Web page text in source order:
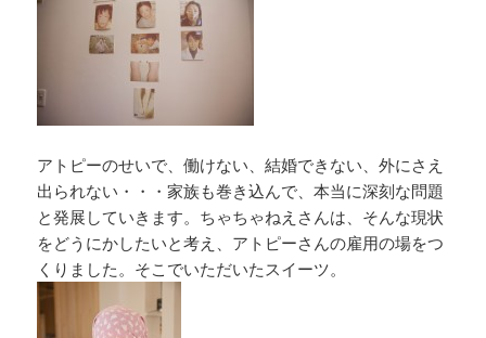
アトピーのせいで、働けない、結婚できない、外にさえ
出られない・・・家族も巻き込んで、本当に深刻な問題
と発展していきます。ちゃちゃねえさんは、そんな現状
をどうにかしたいと考え、アトピーさんの雇用の場をつ
くりました。そこでいただいたスイーツ。